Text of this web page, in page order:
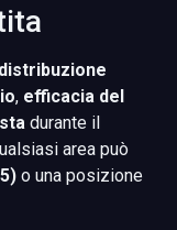
distribuzione
, efficacia del
durante il
area può
o una posizione